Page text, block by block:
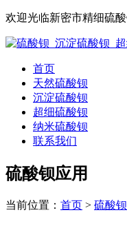
欢迎光临新密市精细硫
首页
天然硫酸钡
沉淀硫酸钡
超细硫酸钡
纳米硫酸钡
联系我们
硫酸钡应用
当前位置： 首页 > 硫酸